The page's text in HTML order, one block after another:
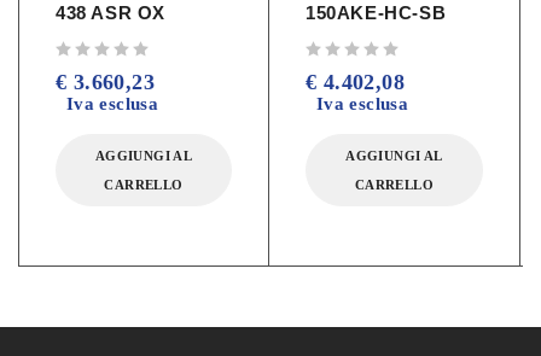
438 ASR OX
€ 3.660,23
Iva esclusa
AGGIUNGI AL
CARRELLO
150AKE-HC-SB
€ 4.402,08
Iva esclusa
AGGIUNGI AL
CARRELLO